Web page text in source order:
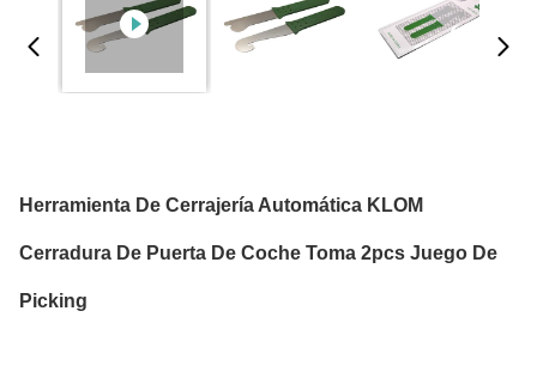
Herramienta De Cerrajería Automática KLOM
Cerradura De Puerta De Coche Toma 2pcs Juego De
Picking